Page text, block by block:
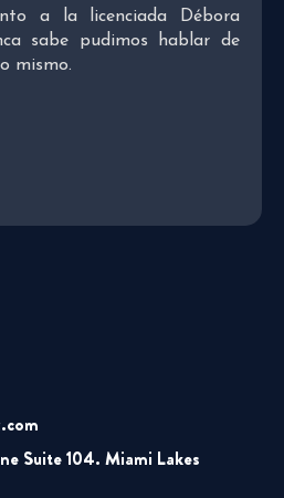
a la licenciada Débora
sabe pudimos hablar de
mismo.
Suite 104. Miami Lakes